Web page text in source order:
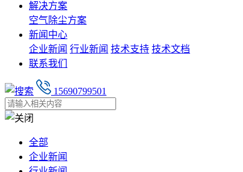
解决方案
空气除尘方案
新闻中心
企业新闻 行业新闻 技术支持 技术文档
联系我们
15690799501
全部
企业新闻